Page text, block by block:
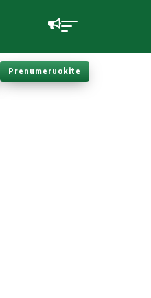
Prenumeruokite